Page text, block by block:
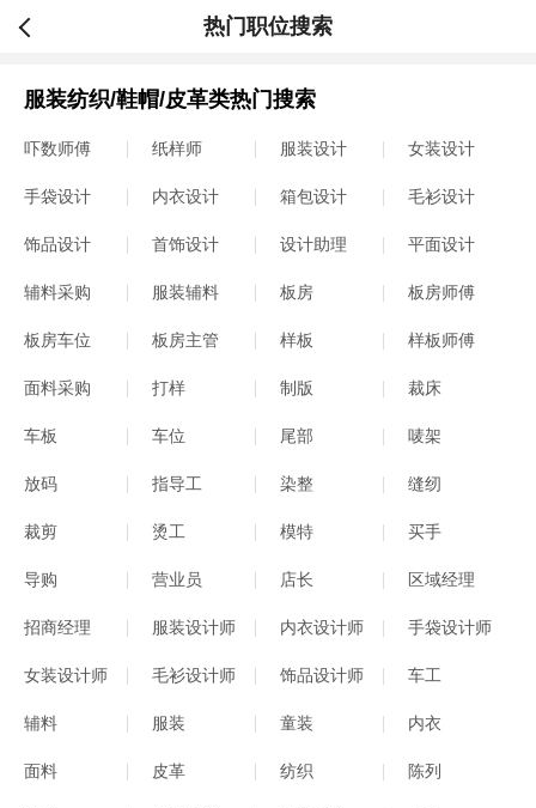
热门职位搜索
服装纺织/鞋帽/皮革类热门搜索
吓数师傅 纸样师 服装设计 女装设计
手袋设计 内衣设计 箱包设计 毛衫设计
饰品设计 首饰设计 设计助理 平面设计
辅料采购 服装辅料 板房 板房师傅
板房车位 板房主管 样板 样板师傅
面料采购 打样 制版 裁床
车板 车位 尾部 唛架
放码 指导工 染整 缝纫
裁剪 烫工 模特 买手
导购 营业员 店长 区域经理
招商经理 服装设计师 内衣设计师 手袋设计师
女装设计师 毛衫设计师 饰品设计师 车工
辅料 服装 童装 内衣
面料 皮革 纺织 陈列